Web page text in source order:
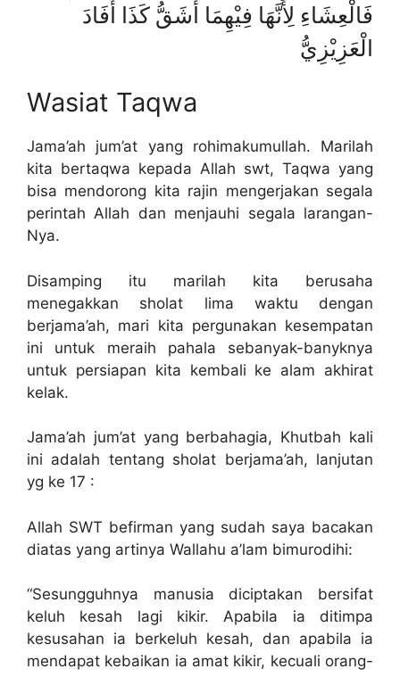
فَالْعِشَاءِ لِأَنَّهَا فِيْهِمَا أَشَقُّ كَذَا أَفَادَ
الْعَزِيْزِيُّ
Wasiat Taqwa
Jama’ah jum’at yang rohimakumullah. Marilah
kita bertaqwa kepada Allah swt, Taqwa yang
bisa mendorong kita rajin mengerjakan segala
perintah Allah dan menjauhi segala larangan-
Nya.
Disamping itu marilah kita berusaha
menegakkan sholat lima waktu dengan
berjama’ah, mari kita pergunakan kesempatan
ini untuk meraih pahala sebanyak-banyknya
untuk persiapan kita kembali ke alam akhirat
kelak.
Jama’ah jum’at yang berbahagia, Khutbah kali
ini adalah tentang sholat berjama’ah, lanjutan
yg ke 17 :
Allah SWT befirman yang sudah saya bacakan
diatas yang artinya Wallahu a’lam bimurodihi:
“Sesungguhnya manusia diciptakan bersifat
keluh kesah lagi kikir. Apabila ia ditimpa
kesusahan ia berkeluh kesah, dan apabila ia
mendapat kebaikan ia amat kikir, kecuali orang-